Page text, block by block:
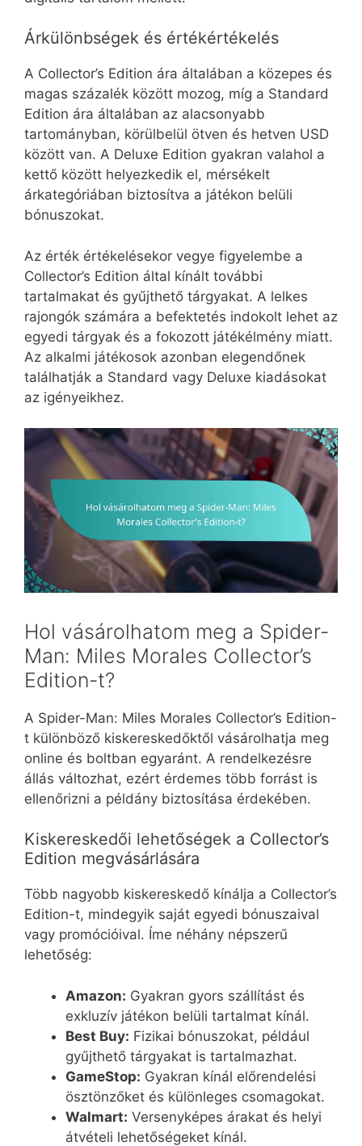
Árkülönbségek és értékértékelés
A Collector’s Edition ára általában a közepes és
magas százalék között mozog, míg a Standard
Edition ára általában az alacsonyabb
tartományban, körülbelül ötven és hetven USD
között van. A Deluxe Edition gyakran valahol a
kettő között helyezkedik el, mérsékelt
árkategóriában biztosítva a játékon belüli
bónuszokat.
Az érték értékelésekor vegye figyelembe a
Collector’s Edition által kínált további
tartalmakat és gyűjthető tárgyakat. A lelkes
rajongók számára a befektetés indokolt lehet az
egyedi tárgyak és a fokozott játékélmény miatt.
Az alkalmi játékosok azonban elegendőnek
találhatják a Standard vagy Deluxe kiadásokat
az igényeikhez.
Hol vásárolhatom meg a Spider-
Man: Miles Morales Collector’s
Edition-t?
A Spider-Man: Miles Morales Collector’s Edition-
t különböző kiskereskedőktől vásárolhatja meg
online és boltban egyaránt. A rendelkezésre
állás változhat, ezért érdemes több forrást is
ellenőrizni a példány biztosítása érdekében.
Kiskereskedői lehetőségek a Collector’s
Edition megvásárlására
Több nagyobb kiskereskedő kínálja a Collector’s
Edition-t, mindegyik saját egyedi bónuszaival
vagy promócióival. Íme néhány népszerű
lehetőség:
Amazon: Gyakran gyors szállítást és
exkluzív játékon belüli tartalmat kínál.
Best Buy: Fizikai bónuszokat, például
gyűjthető tárgyakat is tartalmazhat.
GameStop: Gyakran kínál előrendelési
ösztönzőket és különleges csomagokat.
Walmart: Versenyképes árakat és helyi
átvételi lehetőségeket kínál.